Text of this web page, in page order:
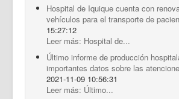
Hospital de Iquique cuenta con
vehículos para el transporte de
15:27:12
Leer más: Hospital de...
Último informe de producción
importantes datos sobre las
2021-11-09 10:56:31
Leer más: Último...